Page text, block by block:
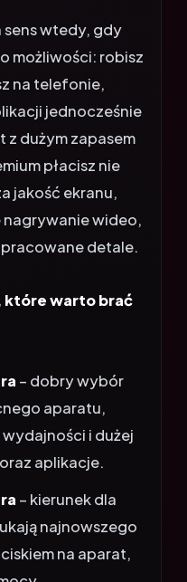
sens wtedy, gdy
możliwości: robisz
na telefonie,
jednocześnie
z dużym zapasem
płacisz nie
jakość ekranu,
nagrywanie wideo,
detale.
które warto brać
– dobry wybór
aparatu,
i dużej
aplikacje.
– kierunek dla
najnowszego
na aparat,